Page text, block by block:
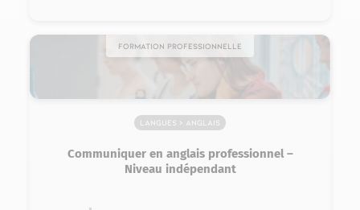
Formation professionnelle
Langues > Anglais
Communiquer en anglais professionnel –
Niveau indépendant